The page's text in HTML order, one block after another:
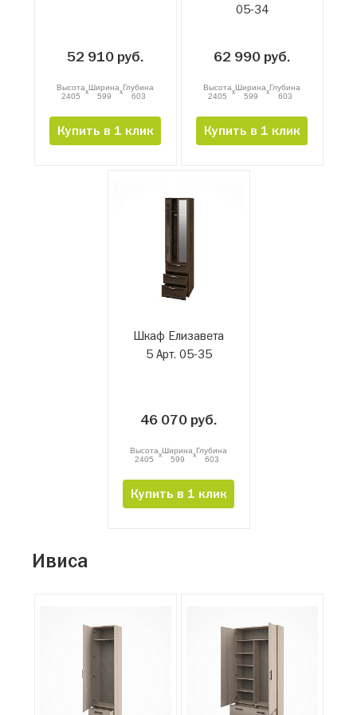
52 910 руб.
Высота
2405
xШирина
599
xГлубина
603
Купить в 1 клик
05-34
62 990 руб.
Высота
2405
xШирина
599
xГлубина
603
Купить в 1 клик
Шкаф Елизавета
5 Арт. 05-35
46 070 руб.
Высота
2405
xШирина
599
xГлубина
603
Купить в 1 клик
Ивиса